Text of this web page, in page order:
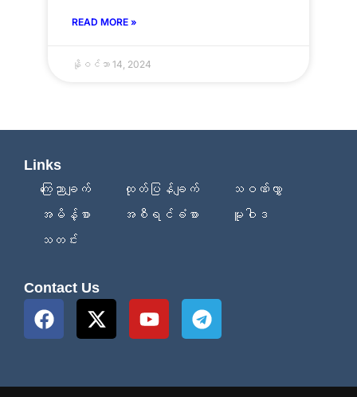
READ MORE »
နိုဝင်ဘာ 14, 2024
Links
ကြေညာချက်
ထုတ်ပြန်ချက်
သဝဏ်လွှာ
အမိန့်စာ
အစီရင်ခံစာ
မူဝါဒ
သတင်း
Contact Us